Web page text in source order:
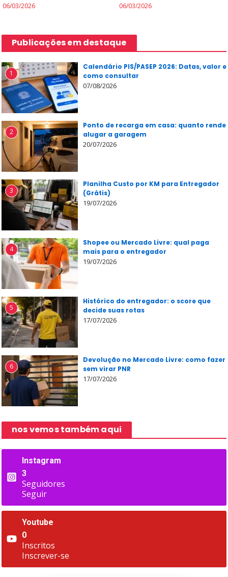
06/03/2026 06/03/2026
Publicações em destaque
1
Calendário PIS/PASEP 2026: Datas, valor e
como consultar
07/08/2026
2
Ponto de recarga em casa: quanto rende
alugar a garagem
20/07/2026
3
Planilha Custo por KM para Entregador
(Grátis)
19/07/2026
4
Shopee ou Mercado Livre: qual paga
mais para o entregador
19/07/2026
5
Histórico do entregador: o score que
decide suas rotas
17/07/2026
6
Devolução no Mercado Livre: como fazer
sem virar PNR
17/07/2026
nos vemos também aqui
Instagram
3
Seguidores
Seguir
Youtube
0
Inscritos
Inscrever-se